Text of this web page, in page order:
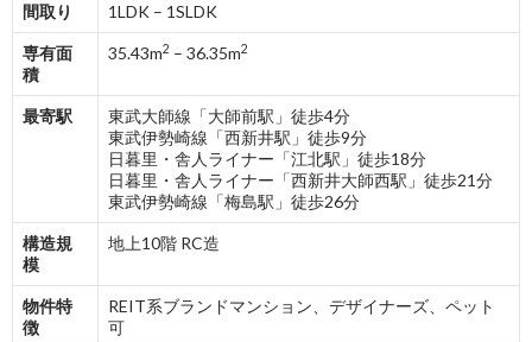
間取り 1LDK – 1SLDK
専有面
積
35.43m2 – 36.35m2
最寄駅
東武大師線「大師前駅」徒歩4分
東武伊勢崎線「西新井駅」徒歩9分
日暮里・舎人ライナー「江北駅」徒歩18分
日暮里・舎人ライナー「西新井大師西駅」徒歩21分
東武伊勢崎線「梅島駅」徒歩26分
構造規
模
地上10階 RC造
物件特
徴
REIT系ブランドマンション、デザイナーズ、ペット
可